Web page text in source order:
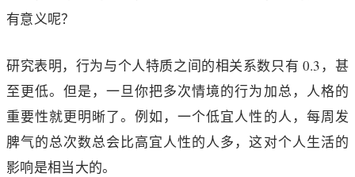
有意义呢？
研究表明，行为与个人特质之间的相关系数只有 0.3，甚
至更低。但是，一旦你把多次情境的行为加总，人格的
重要性就更明晰了。例如，一个低宜人性的人，每周发
脾气的总次数总会比高宜人性的人多，这对个人生活的
影响是相当大的。